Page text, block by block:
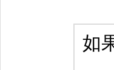
如